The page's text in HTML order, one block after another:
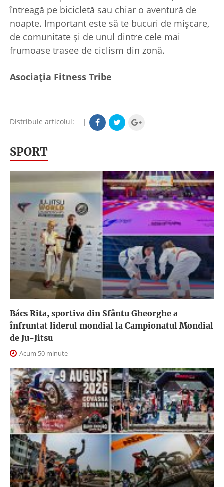
întreagă pe bicicletă sau chiar o aventură de
noapte. Important este să te bucuri de mișcare,
de comunitate și de unul dintre cele mai
frumoase trasee de ciclism din zonă.
Asociația Fitness Tribe
Distribuie articolul: |
SPORT
Bács Rita, sportiva din Sfântu Gheorghe a
înfruntat liderul mondial la Campionatul Mondial
de Ju-Jitsu
Acum 50 minute